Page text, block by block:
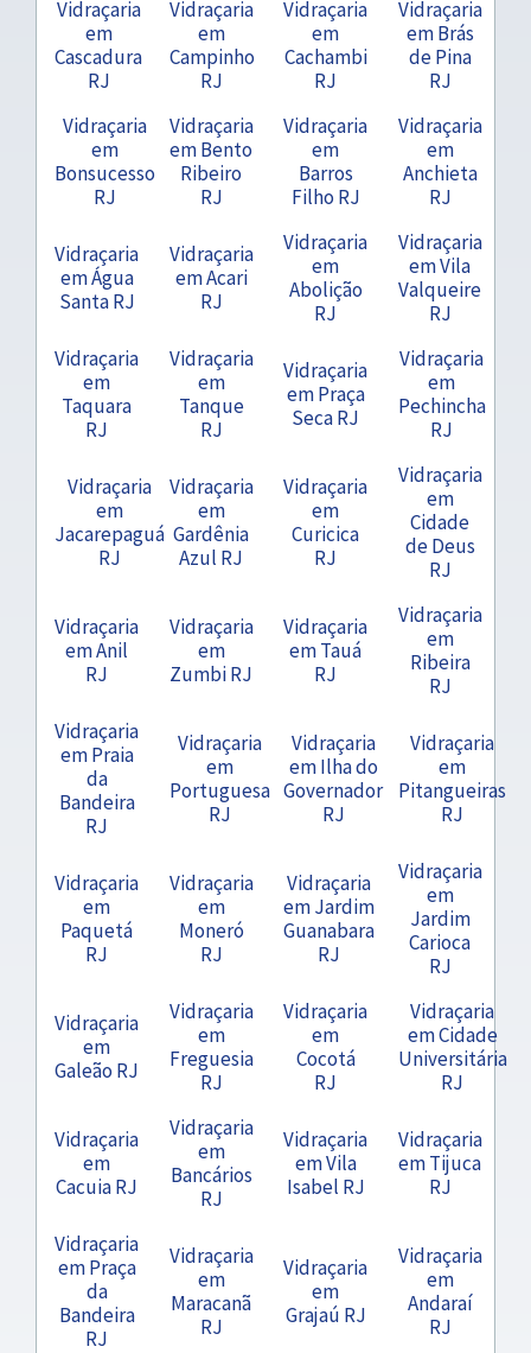
Vidraçaria
em
Cascadura
RJ
Vidraçaria
em
Campinho
RJ
Vidraçaria
em
Cachambi
RJ
Vidraçaria
em Brás
de Pina
RJ
Vidraçaria
em
Bonsucesso
RJ
Vidraçaria
em Bento
Ribeiro
RJ
Vidraçaria
em
Barros
Filho RJ
Vidraçaria
em
Anchieta
RJ
Vidraçaria
em Água
Santa RJ
Vidraçaria
em Acari
RJ
Vidraçaria
em
Abolição
RJ
Vidraçaria
em Vila
Valqueire
RJ
Vidraçaria
em
Taquara
RJ
Vidraçaria
em
Tanque
RJ
Vidraçaria
em Praça
Seca RJ
Vidraçaria
em
Pechincha
RJ
Vidraçaria
em
Jacarepaguá
RJ
Vidraçaria
em
Gardênia
Azul RJ
Vidraçaria
em
Curicica
RJ
Vidraçaria
em
Cidade
de Deus
RJ
Vidraçaria
em Anil
RJ
Vidraçaria
em
Zumbi RJ
Vidraçaria
em Tauá
RJ
Vidraçaria
em
Ribeira
RJ
Vidraçaria
em Praia
da
Bandeira
RJ
Vidraçaria
em
Portuguesa
RJ
Vidraçaria
em Ilha do
Governador
RJ
Vidraçaria
em
Pitangueiras
RJ
Vidraçaria
em
Paquetá
RJ
Vidraçaria
em
Moneró
RJ
Vidraçaria
em Jardim
Guanabara
RJ
Vidraçaria
em
Jardim
Carioca
RJ
Vidraçaria
em
Galeão RJ
Vidraçaria
em
Freguesia
RJ
Vidraçaria
em
Cocotá
RJ
Vidraçaria
em Cidade
Universitária
RJ
Vidraçaria
em
Cacuia RJ
Vidraçaria
em
Bancários
RJ
Vidraçaria
em Vila
Isabel RJ
Vidraçaria
em Tijuca
RJ
Vidraçaria
em Praça
da
Bandeira
RJ
Vidraçaria
em
Maracanã
RJ
Vidraçaria
em
Grajaú RJ
Vidraçaria
em
Andaraí
RJ